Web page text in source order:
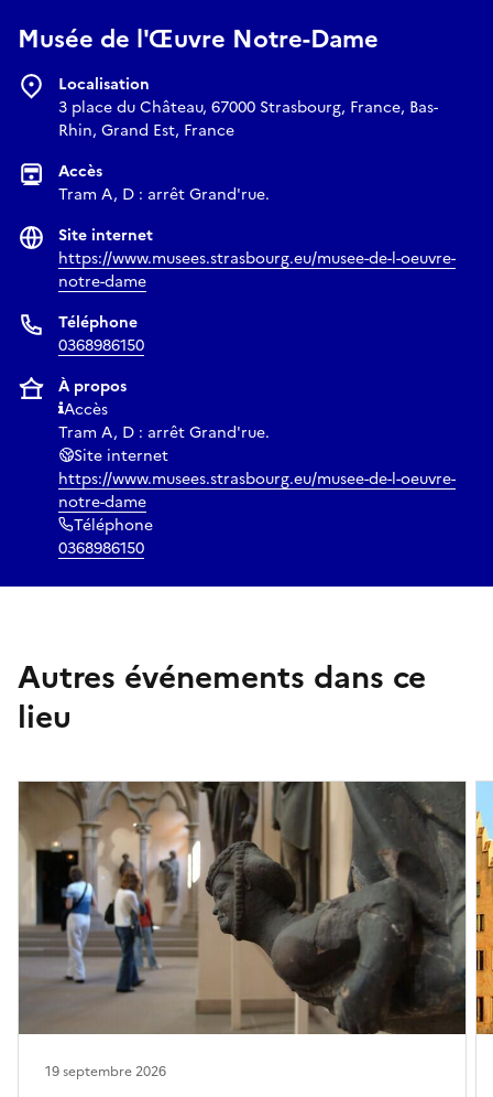
Musée de l'Œuvre Notre-Dame
Localisation
3 place du Château, 67000 Strasbourg, France, Bas-
Rhin, Grand Est, France
Accès
Tram A, D : arrêt Grand'rue.
Site internet
https://www.musees.strasbourg.eu/musee-de-l-oeuvre-
notre-dame
Téléphone
0368986150
À propos
Accès
Tram A, D : arrêt Grand'rue.
Site internet
https://www.musees.strasbourg.eu/musee-de-l-oeuvre-
notre-dame
Téléphone
0368986150
Autres événements dans ce
lieu
19 septembre 2026